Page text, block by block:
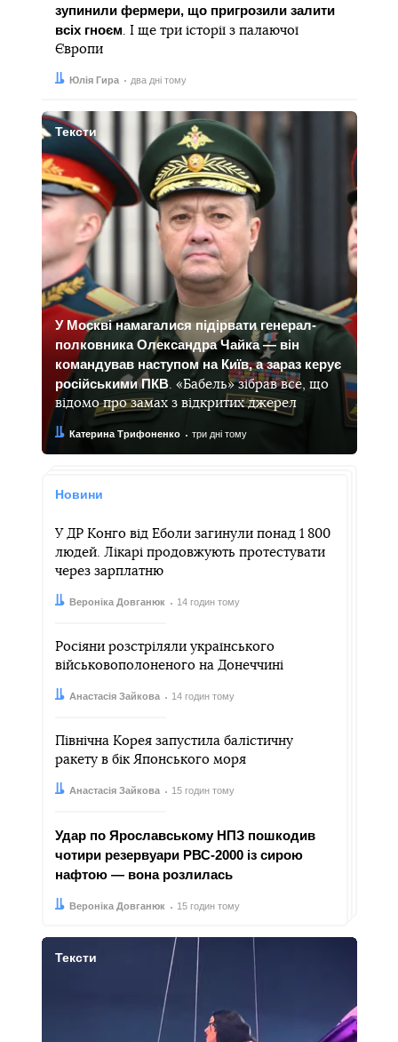
зупинили фермери, що пригрозили залити
всіх гноєм . І ще три історії з палаючої
Європи
Автор:
Юлія Гира
Дата: два дні тому
Тексти
У Москві намагалися підірвати генерал-
полковника Олександра Чайка — він
командував наступом на Київ, а зараз керує
російськими ПКВ. «Бабель» зібрав все, що
відомо про замах з відкритих джерел
Автор:Катерина Трифоненко
Дата: три дні тому
Новини
У ДР Конго від Еболи загинули понад 1 800
людей. Лікарі продовжують протестувати
через зарплатню
Автор:Вероніка Довганюк
Дата: 14 годин тому
Росіяни розстріляли українського
військовополоненого на Донеччині
Автор:
Анастасія Зайкова
Дата: 14 годин тому
Північна Корея запустила балістичну
ракету в бік Японського моря
Автор:
Анастасія Зайкова
Дата: 15 годин тому
Удар по Ярославському НПЗ пошкодив
чотири резервуари РВС-2000 із сирою
нафтою — вона розлилась
Автор:Вероніка Довганюк
Дата: 15 годин тому
Тексти